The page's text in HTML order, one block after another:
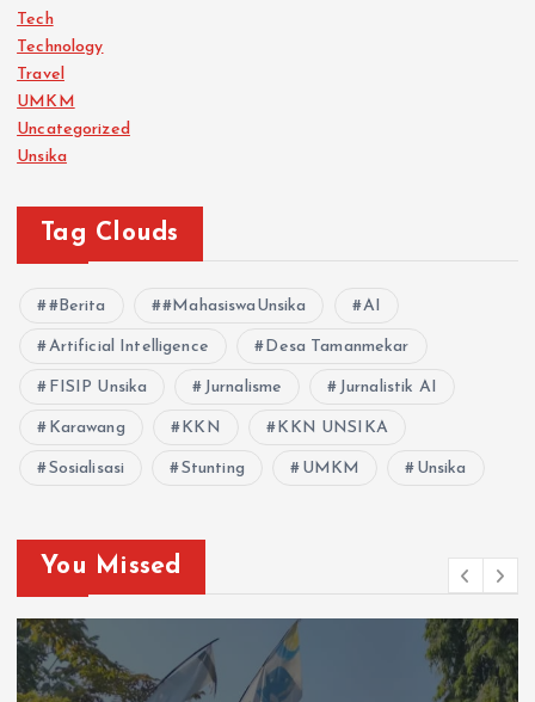
Tech
Technology
Travel
UMKM
Uncategorized
Unsika
Tag Clouds
#Berita #MahasiswaUnsika AI
Artificial Intelligence Desa Tamanmekar
FISIP Unsika Jurnalisme Jurnalistik AI
Karawang KKN KKN UNSIKA
Sosialisasi Stunting UMKM Unsika
You Missed